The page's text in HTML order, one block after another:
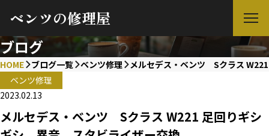
ベンツの修理屋
ブログ
HOME ブログ一覧 ベンツ修理
メルセデス・ベンツ Sクラス
ベンツ修理
2023.02.13
メルセデス・ベンツ Sクラス W221 足回りギシ